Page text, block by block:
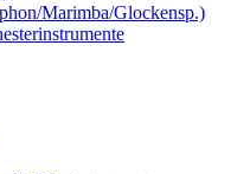
Marimba/Glockensp.)